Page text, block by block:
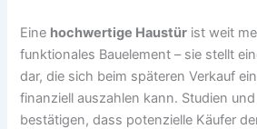
Eine hochwertige Haustür ist weit
funktionales Bauelement – sie stellt
dar, die sich beim späteren Verkauf
finanziell auszahlen kann. Studien
bestätigen, dass potenzielle Käufer